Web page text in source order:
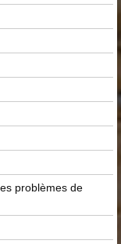
problèmes de